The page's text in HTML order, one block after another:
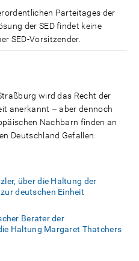
Parteitages der
der SED findet keine
SED-Vorsitzender.
wird das Recht der
anerkannt – aber dennoch
Nachbarn finden an
Deutschland Gefallen.
über die Haltung der
deutschen Einheit
Berater der
Haltung Margaret Thatchers